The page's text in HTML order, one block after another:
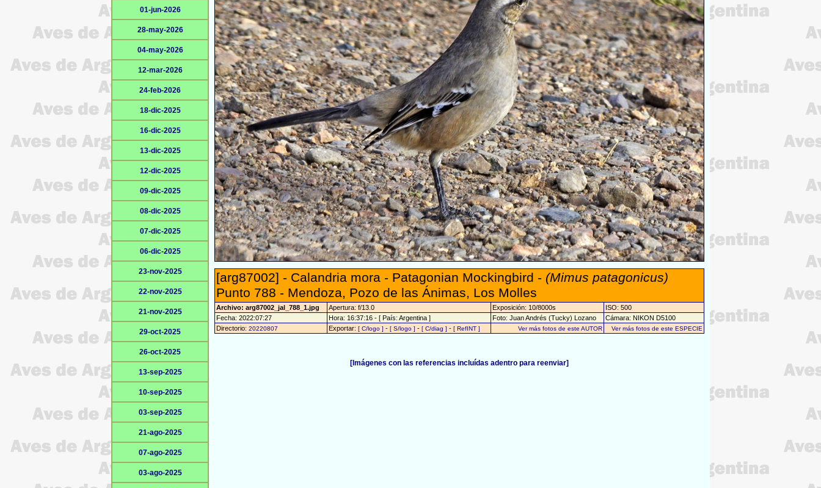
01-jun-2026
28-may-2026
04-may-2026
12-mar-2026
24-feb-2026
18-dic-2025
16-dic-2025
13-dic-2025
12-dic-2025
09-dic-2025
08-dic-2025
07-dic-2025
06-dic-2025
23-nov-2025
22-nov-2025
21-nov-2025
29-oct-2025
26-oct-2025
13-sep-2025
10-sep-2025
03-sep-2025
21-ago-2025
07-ago-2025
03-ago-2025
[arg87002] - Calandria mora - Patagonian Mockingbird - (Mimus patagonicus)
Punto 788 - Mendoza, Pozo de las Ánimas, Los Molles
Archivo: arg87002_jal_788_1.jpg Apertura: f/13.0 Exposición: 10/8000s
ISO: 500
Fecha: 2022:07:27
Hora: 16:37:16 - [ País: Argentina ] Foto: Juan Andrés (Tucky) Lozano
Cámara: NIKON D5100
Directorio: 20220807 Exportar: [ C/logo ] - [ S/logo ] - [ C/diag ] - [ RefINT ] Ver más fotos de este AUTOR Ver más fotos de este ESPECIE
[Imágenes con las referencias incluídas adentro para reenviar]